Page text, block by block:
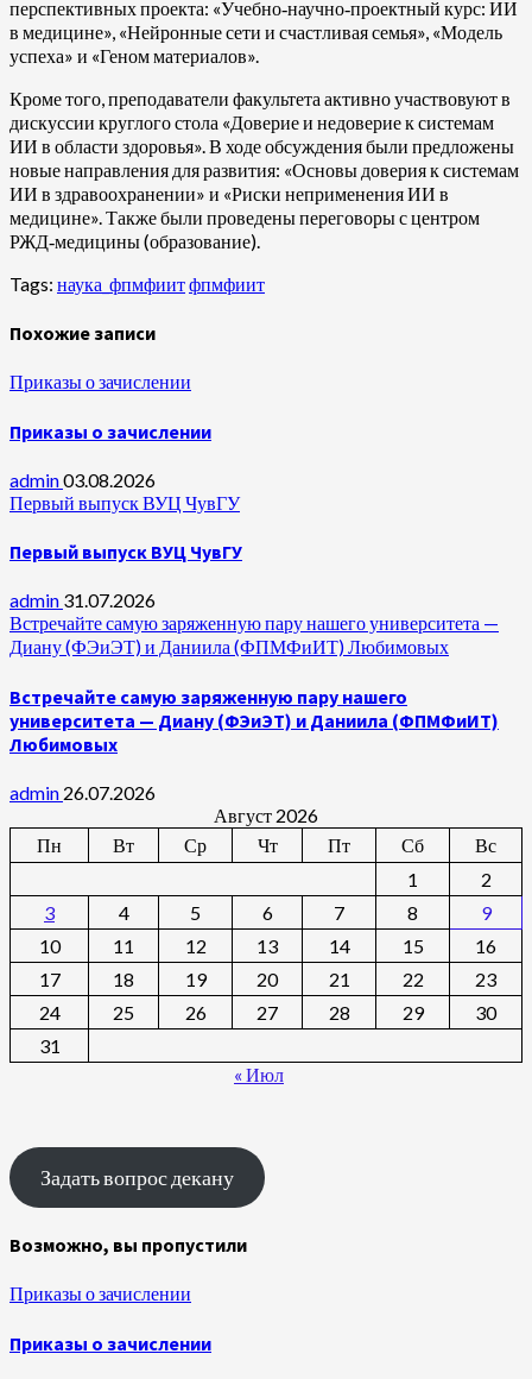
перспективных проекта: «Учебно‑научно‑проектный курс: ИИ
в медицине», «Нейронные сети и счастливая семья», «Модель
успеха» и «Геном материалов».
Кроме того, преподаватели факультета активно участвовуют в
дискуссии круглого стола «Доверие и недоверие к системам
ИИ в области здоровья». В ходе обсуждения были предложены
новые направления для развития: «Основы доверия к системам
ИИ в здравоохранении» и «Риски неприменения ИИ в
медицине». Также были проведены переговоры с центром
РЖД‑медицины (образование).
Tags: наука_фпмфиитфпмфиит
Похожие записи
Приказы о зачислении
Приказы о зачислении
admin03.08.2026
Первый выпуск ВУЦ ЧувГУ
Первый выпуск ВУЦ ЧувГУ
admin 31.07.2026
Встречайте самую заряженную пару нашего университета —
Диану (ФЭиЭТ) и Даниила (ФПМФиИТ) Любимовых
Встречайте самую заряженную пару нашего
университета — Диану (ФЭиЭТ) и Даниила (ФПМФиИТ)
Любимовых
admin 26.07.2026
Август 2026
Пн
Вт Ср Чт Пт Сб
Вс
1
2
3
4 5 6 7 8
9
10
11 12 13 14 15
16
17
18 19 20 21 22
23
24
25 26 27 28 29
30
31
« Июл
Задать вопрос декану
Возможно, вы пропустили
Приказы о зачислении
Приказы о зачислении